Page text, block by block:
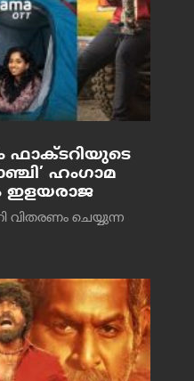
ഫാക്ടറിയുടെ
ഹംഗാമ
ഇളയരാജ
വിതരണം ചെയ്യുന്ന